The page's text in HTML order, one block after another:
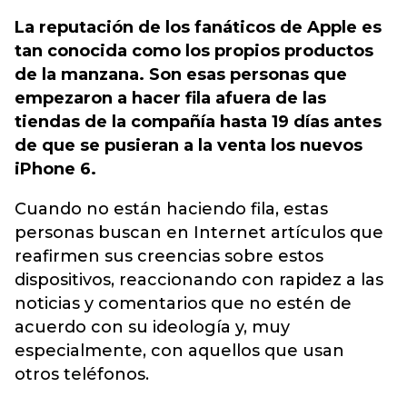
La reputación de los fanáticos de Apple es
tan conocida como los propios productos
de la manzana. Son esas personas que
empezaron a hacer fila afuera de las
tiendas de la compañía hasta 19 días antes
de que se pusieran a la venta los nuevos
iPhone 6.
Cuando no están haciendo fila, estas
personas buscan en Internet artículos que
reafirmen sus creencias sobre estos
dispositivos, reaccionando con rapidez a las
noticias y comentarios que no estén de
acuerdo con su ideología y, muy
especialmente, con aquellos que usan
otros teléfonos.